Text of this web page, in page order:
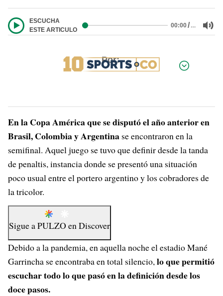
ESCUCHA
ESTE ARTICULO
00:00/…
Por:
En la Copa América que se disputó el año anterior en
Brasil, Colombia y Argentina se encontraron en la
semifinal. Aquel juego se tuvo que definir desde la tanda
de penaltis, instancia donde se presentó una situación
poco usual entre el portero argentino y los cobradores de
la tricolor.
Sigue aPULZO enDiscover
Debido a la pandemia, en aquella noche el estadio Mané
Garrincha se encontraba en total silencio,lo que permitió
escuchar todo lo que pasó en la definición desde los
doce pasos.